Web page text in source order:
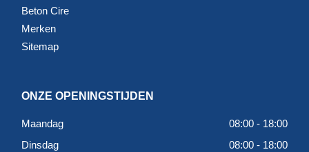
Beton Cire
Merken
Sitemap
ONZE OPENINGSTIJDEN
Maandag
08:00 - 18:00
Dinsdag
08:00 - 18:00